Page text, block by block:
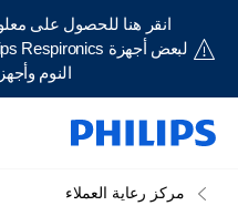
انقر هنا للحصول على
النوم
مركز رعاية العملاء